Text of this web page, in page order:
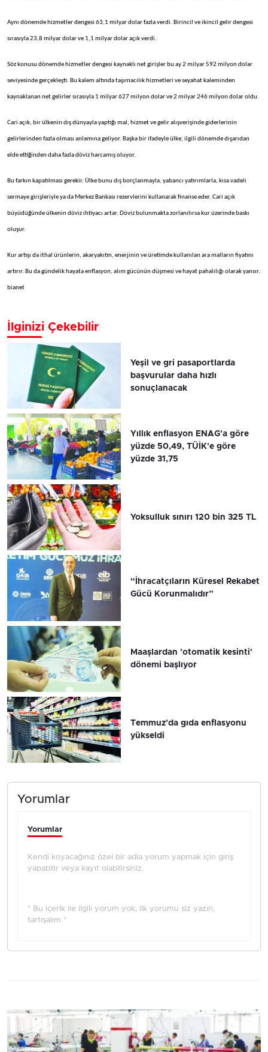
Aynı dönemde hizmetler dengesi 63,1 milyar dolar fazla verdi. Birincil ve ikincil gelir dengesi
sırasıyla 23,8 milyar dolar ve 1,1 milyar dolar açık verdi.
Söz konusu dönemde hizmetler dengesi kaynaklı net girişler bu ay 2 milyar 592 milyon dolar
seviyesinde gerçekleşti. Bu kalem altında taşımacılık hizmetleri ve seyahat kaleminden
kaynaklanan net gelirler sırasıyla 1 milyar 627 milyon dolar ve 2 milyar 246 milyon dolar oldu.
Cari açık, bir ülkenin dış dünyayla yaptığı mal, hizmet ve gelir alışverişinde giderlerinin
gelirlerinden fazla olması anlamına geliyor. Başka bir ifadeyle ülke, ilgili dönemde dışarıdan
elde ettiğinden daha fazla döviz harcamış oluyor.
Bu farkın kapatılması gerekir. Ülke bunu dış borçlanmayla, yabancı yatırımlarla, kısa vadeli
sermaye girişleriyle ya da Merkez Bankası rezervlerini kullanarak finanse eder. Cari açık
büyüdüğünde ülkenin döviz ihtiyacı artar. Döviz bulunmakta zorlanılırsa kur üzerinde baskı
oluşur.
Kur artışı da ithal ürünlerin, akaryakıtın, enerjinin ve üretimde kullanılan ara malların fiyatını
artırır. Bu da gündelik hayata enflasyon, alım gücünün düşmesi ve hayat pahalılığı olarak yansır.
bianet
İlginizi Çekebilir
Yeşil ve gri pasaportlarda
başvurular daha hızlı
sonuçlanacak
Yıllık enflasyon ENAG'a göre
yüzde 50,49, TÜİK'e göre
yüzde 31,75
Yoksulluk sınırı 120 bin 325 TL
“İhracatçıların Küresel Rekabet
Gücü Korunmalıdır”
Maaşlardan 'otomatik kesinti'
dönemi başlıyor
Temmuz’da gıda enflasyonu
yükseldi
Yorumlar
Yorumlar
Kendi koyacağınız özel bir adla yorum yapmak için giriş
yapabilir veya kayıt olabilirsiniz.
* Bu içerik ile ilgili yorum yok, ilk yorumu siz yazın,
tartışalım *